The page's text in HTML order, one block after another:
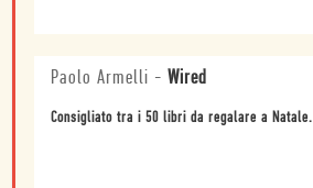
Paolo Armelli - Wired
Consigliato tra i 50 libri da regalare a Natale.